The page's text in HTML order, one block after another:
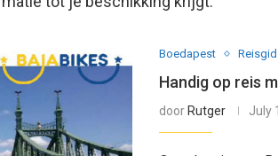
Boedapest
Handig op reis
door Rutger July